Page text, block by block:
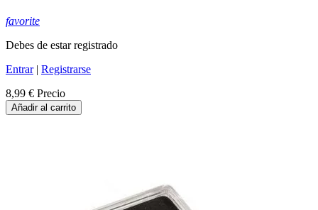
favorite
Debes de estar registrado
Entrar| Registrarse
8,99 € Precio
Añadir al carrito